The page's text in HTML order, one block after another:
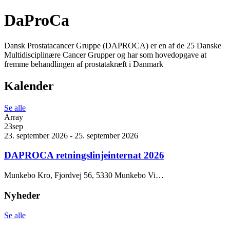
DaProCa
Dansk Prostatacancer Gruppe (DAPROCA) er en af de 25 Danske
Multidisciplinære Cancer Grupper og har som hovedopgave at
fremme behandlingen af prostatakræft i Danmark
Kalender
Se alle
Array
23sep
23. september 2026 - 25. september 2026
DAPROCA retningslinjeinternat 2026
Munkebo Kro, Fjordvej 56, 5330 Munkebo Vi…
Nyheder
Se alle